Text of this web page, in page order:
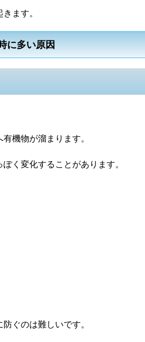
ます。
に多い原因
機物が溜まります。
く変化することがあります。
ぐのは難しいです。